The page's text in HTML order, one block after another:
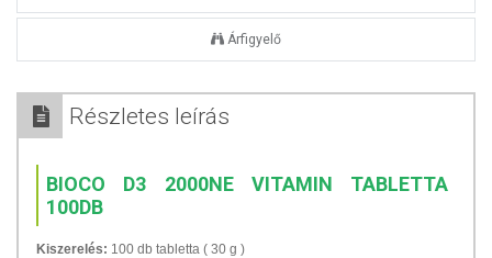
Árfigyelő
Részletes leírás
BIOCO D3 2000NE VITAMIN TABLETTA
100DB
Kiszerelés: 100 db tabletta ( 30 g )